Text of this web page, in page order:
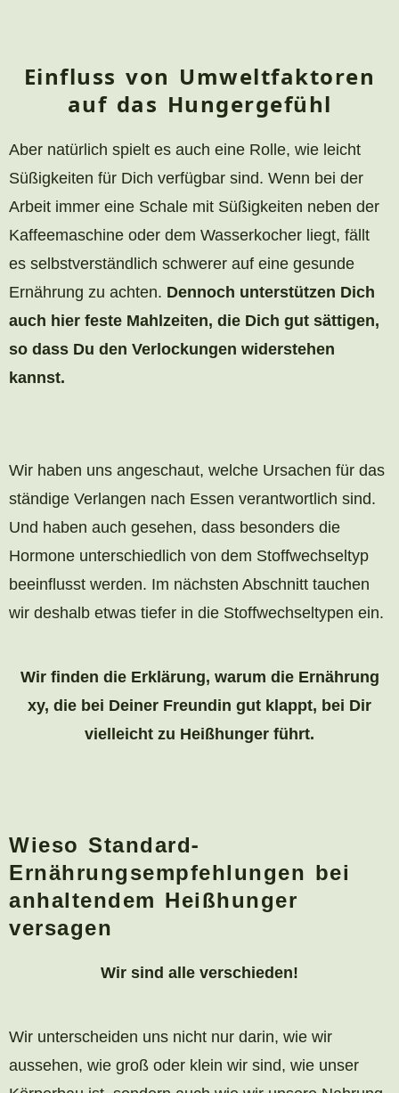
Einfluss von Umweltfaktoren
auf das Hungergefühl
Aber natürlich spielt es auch eine Rolle, wie leicht
Süßigkeiten für Dich verfügbar sind. Wenn bei der
Arbeit immer eine Schale mit Süßigkeiten neben der
Kaffeemaschine oder dem Wasserkocher liegt, fällt
es selbstverständlich schwerer auf eine gesunde
Ernährung zu achten. Dennoch unterstützen Dich
auch hier feste Mahlzeiten, die Dich gut sättigen,
so dass Du den Verlockungen widerstehen
kannst.
Wir haben uns angeschaut, welche Ursachen für das
ständige Verlangen nach Essen verantwortlich sind.
Und haben auch gesehen, dass besonders die
Hormone unterschiedlich von dem Stoffwechseltyp
beeinflusst werden. Im nächsten Abschnitt tauchen
wir deshalb etwas tiefer in die Stoffwechseltypen ein.
Wir finden die Erklärung, warum die Ernährung
xy, die bei Deiner Freundin gut klappt, bei Dir
vielleicht zu Heißhunger führt.
Wieso Standard-
Ernährungsempfehlungen bei
anhaltendem Heißhunger
versagen
Wir sind alle verschieden!
Wir unterscheiden uns nicht nur darin, wie wir
aussehen, wie groß oder klein wir sind, wie unser